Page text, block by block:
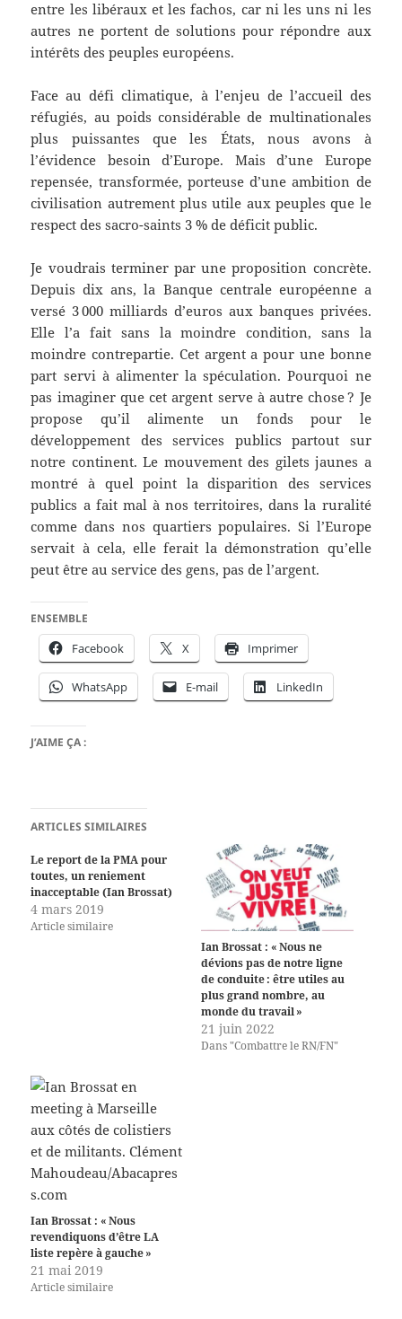
entre les libéraux et les fachos, car ni les uns ni les
autres ne portent de solutions pour répondre aux
intérêts des peuples européens.
Face au défi climatique, à l’enjeu de l’accueil des
réfugiés, au poids considérable de multinationales
plus puissantes que les États, nous avons à
l’évidence besoin d’Europe. Mais d’une Europe
repensée, transformée, porteuse d’une ambition de
civilisation autrement plus utile aux peuples que le
respect des sacro-saints 3 % de déficit public.
Je voudrais terminer par une proposition concrète.
Depuis dix ans, la Banque centrale européenne a
versé 3 000 milliards d’euros aux banques privées.
Elle l’a fait sans la moindre condition, sans la
moindre contrepartie. Cet argent a pour une bonne
part servi à alimenter la spéculation. Pourquoi ne
pas imaginer que cet argent serve à autre chose ? Je
propose qu’il alimente un fonds pour le
développement des services publics partout sur
notre continent. Le mouvement des gilets jaunes a
montré à quel point la disparition des services
publics a fait mal à nos territoires, dans la ruralité
comme dans nos quartiers populaires. Si l’Europe
servait à cela, elle ferait la démonstration qu’elle
peut être au service des gens, pas de l’argent.
ENSEMBLE
Facebook X Imprimer
WhatsApp E-mail LinkedIn
J’AIME ÇA :
ARTICLES SIMILAIRES
Le report de la PMA pour
toutes, un reniement
inacceptable (Ian Brossat)
4 mars 2019
Article similaire
Ian Brossat : « Nous ne
dévions pas de notre ligne
de conduite : être utiles au
plus grand nombre, au
monde du travail »
21 juin 2022
Dans "Combattre le RN/FN"
Ian Brossat : « Nous
revendiquons d’être LA
liste repère à gauche »
21 mai 2019
Article similaire